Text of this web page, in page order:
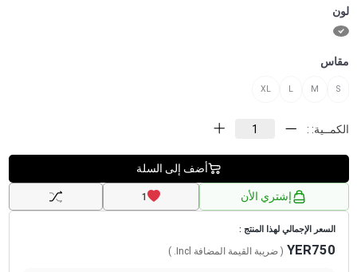
لون
مقاس
S
M
L
XL
الكمــية: :
أضف إلى السلة
إشتري الأن 1
السعر الإجمالي لهذا المنتج :
YER750 ( ضريبة القيمة المضافة Incl.
)